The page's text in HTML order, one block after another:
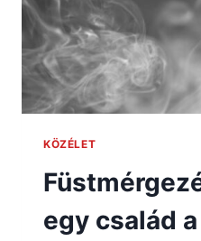
KÖZÉLET
egy család